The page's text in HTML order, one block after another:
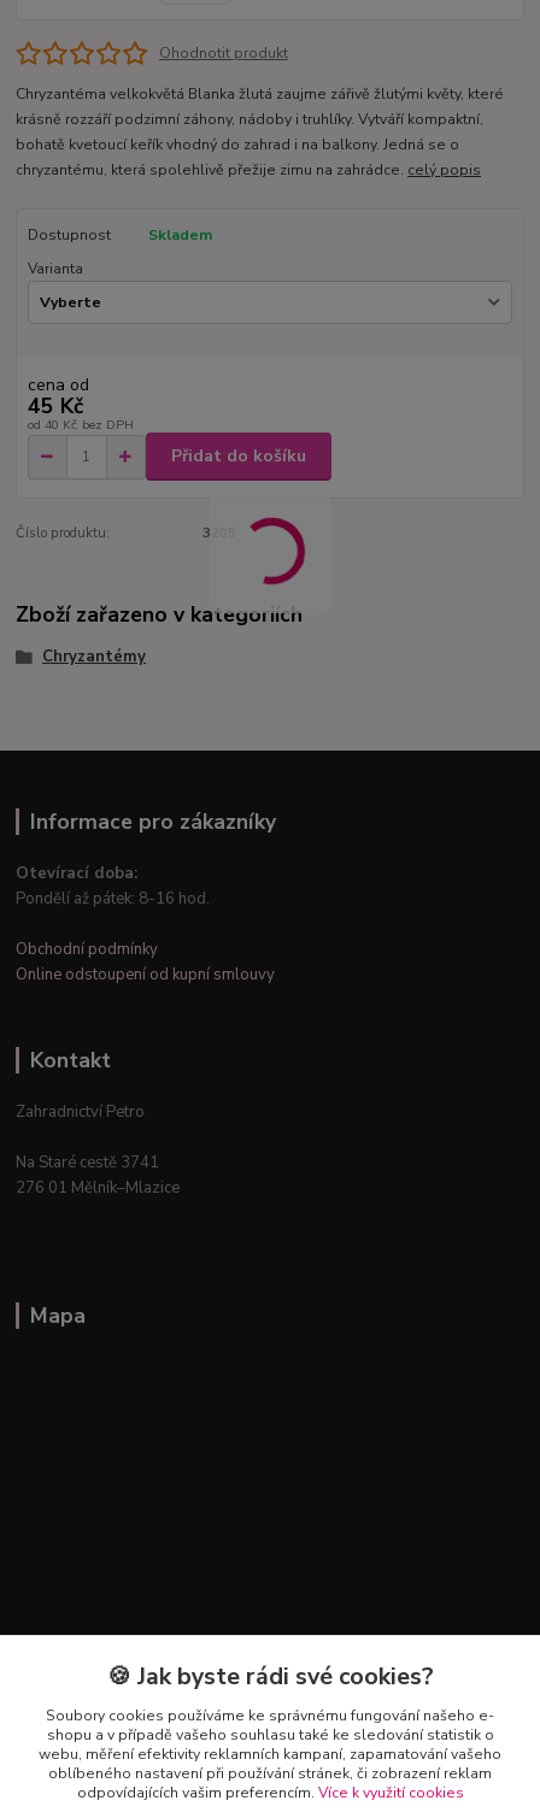
Ohodnotit produkt
Chryzantéma velkokvětá Blanka žlutá zaujme zářivě žlutými květy, které
krásně rozzáří podzimní záhony, nádoby i truhlíky. Vytváří kompaktní,
bohatě kvetoucí keřík vhodný do zahrad i na balkony. Jedná se o
chryzantému, která spolehlivě přežije zimu na zahrádce. celý popis
Dostupnost
Skladem
Varianta
cena od
45 Kč
od 40 Kč bez DPH
Přidat do košíku
Číslo produktu: 3205
Zboží zařazeno v kategoriích
Chryzantémy
Informace pro zákazníky
Otevírací doba:
Pondělí až pátek: 8-16 hod.
Obchodní podmínky
Online odstoupení od kupní smlouvy
Kontakt
Zahradnictví Petro
Na Staré cestě 3741
276 01 Mělník–Mlazice
Mapa
Kontakty
+420 602 223 614
info@zahradnictvipetro.cz
🍪 Jak byste rádi své cookies?
Soubory cookies používáme ke správnému fungování našeho e-
shopu a v případě vašeho souhlasu také ke sledování statistik o
webu, měření efektivity reklamních kampaní, zapamatování vašeho
oblíbeného nastavení při používání stránek, či zobrazení reklam
odpovídajících vašim preferencím. Více k využití cookies